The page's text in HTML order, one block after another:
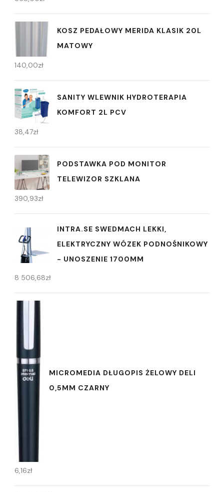
KOSZ PEDAŁOWY MERIDA KLASIK 20L
MATOWY
140,00zł
SANITY WLEWNIK HYDROTERAPIA
KOMFORT 2L PCV
38,47zł
PODSTAWKA POD MONITOR
TELEWIZOR SZKLANA
390,93zł
INTRA.SE SWEDMACH LEKKI,
ELEKTRYCZNY WÓZEK PODNOŚNIKOWY
- UNOSZENIE 1700MM
8 506,68zł
MICROMEDIA DŁUGOPIS ŻELOWY DELI
0,5MM CZARNY
6,16zł